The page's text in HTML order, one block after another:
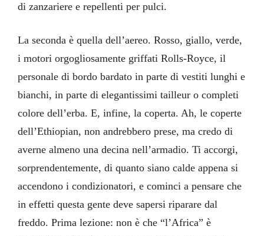
di zanzariere e repellenti per pulci.
La seconda è quella dell’aereo. Rosso, giallo, verde,
i motori orgogliosamente griffati Rolls-Royce, il
personale di bordo bardato in parte di vestiti lunghi e
bianchi, in parte di elegantissimi tailleur o completi
colore dell’erba. E, infine, la coperta. Ah, le coperte
dell’Ethiopian, non andrebbero prese, ma credo di
averne almeno una decina nell’armadio. Ti accorgi,
sorprendentemente, di quanto siano calde appena si
accendono i condizionatori, e cominci a pensare che
in effetti questa gente deve sapersi riparare dal
freddo. Prima lezione: non è che “l’Africa” è